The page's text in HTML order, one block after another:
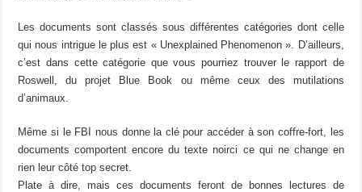
Les documents sont classés sous différentes catégories dont celle
qui nous intrigue le plus est « Unexplained Phenomenon ». D’ailleurs,
c’est dans cette catégorie que vous pourriez trouver le rapport de
Roswell, du projet Blue Book ou même ceux des mutilations
d’animaux.
Même si le FBI nous donne la clé pour accéder à son coffre-fort, les
documents comportent encore du texte noirci ce qui ne change en
rien leur côté top secret.
Plate à dire, mais ces documents feront de bonnes lectures de